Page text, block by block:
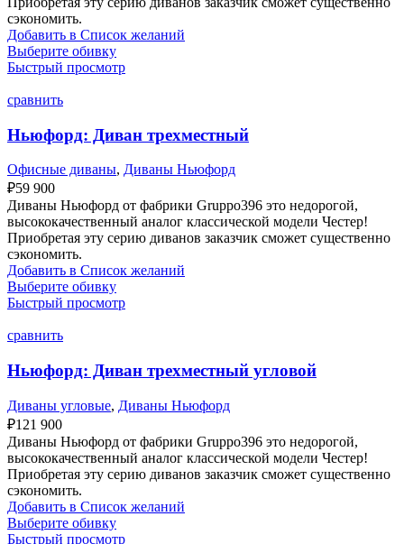
сэкономить.
Добавить в Список желаний
Выберите обивку
Быстрый просмотр
сравнить
Ньюфорд: Диван трехместный
Офисные диваны, Диваны Ньюфорд
₽59 900
Диваны Ньюфорд от фабрики Gruppo396 это недорогой,
высококачественный аналог классической модели Честер!
Приобретая эту серию диванов заказчик сможет существенно
сэкономить.
Добавить в Список желаний
Выберите обивку
Быстрый просмотр
сравнить
Ньюфорд: Диван трехместный угловой
Диваны угловые, Диваны Ньюфорд
₽121 900
Диваны Ньюфорд от фабрики Gruppo396 это недорогой,
высококачественный аналог классической модели Честер!
Приобретая эту серию диванов заказчик сможет существенно
сэкономить.
Добавить в Список желаний
Выберите обивку
Быстрый просмотр